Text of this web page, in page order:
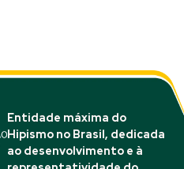
Entidade máxima do
Hipismo no Brasil, dedicada
ao desenvolvimento e à